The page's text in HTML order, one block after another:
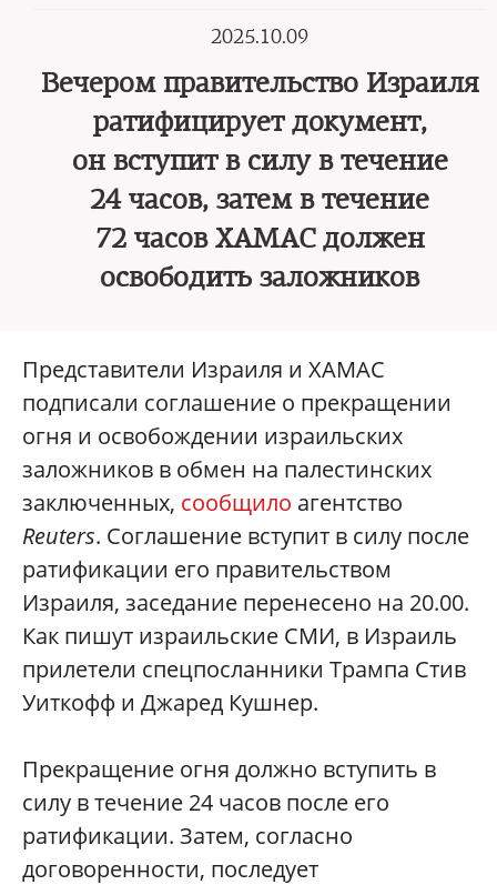
2025.10.09
Вечером правительство Израиля
ратифицирует документ,
он вступит в силу в течение
24 часов, затем в течение
72 часов ХАМАС должен
освободить заложников
Представители Израиля и ХАМАС
подписали соглашение о прекращении
огня и освобождении израильских
заложников в обмен на палестинских
заключенных, сообщило агентство
Reuters. Соглашение вступит в силу после
ратификации его правительством
Израиля, заседание перенесено на 20.00.
Как пишут израильские СМИ, в Израиль
прилетели спецпосланники Трампа Стив
Уиткофф и Джаред Кушнер.
Прекращение огня должно вступить в
силу в течение 24 часов после его
ратификации. Затем, согласно
договоренности, последует